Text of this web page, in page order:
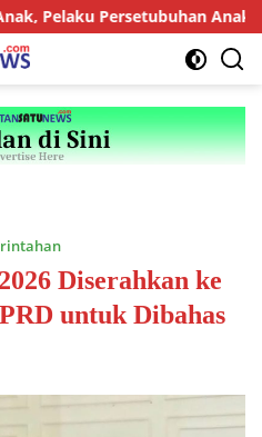
Persetubuhan Anak Tiri
Diserahkan ke
untuk Dibahas